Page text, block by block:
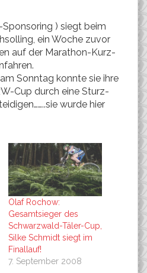
Sponsoring ) siegt beim
ein Woche zuvor
auf der Marathon-Kurz-
Sonntag konnte sie ihre
Cup durch eine Sturz-
wurde hier
Olaf Rochow:
Gesamtsieger des
Schwarzwald-Täler-Cup,
Silke Schmidt siegt im
Finallauf!
7. September 2008